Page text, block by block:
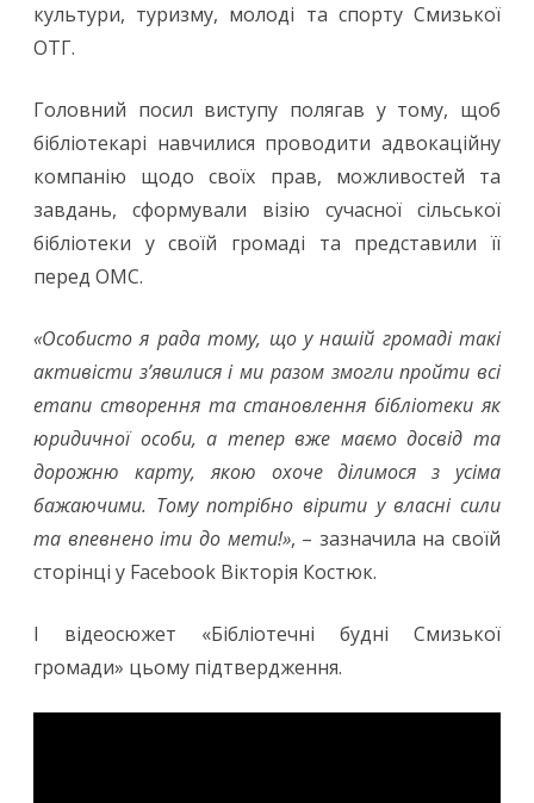
культури, туризму, молоді та спорту Смизької
ОТГ.
Головний посил виступу полягав у тому, щоб
бібліотекарі навчилися проводити адвокаційну
компанію щодо своїх прав, можливостей та
завдань, сформували візію сучасної сільської
бібліотеки у своїй громаді та представили її
перед ОМС.
«Особисто я рада тому, що у нашій громаді такі
активісти з’явилися і ми разом змогли пройти всі
етапи створення та становлення бібліотеки як
юридичної особи, а тепер вже маємо досвід та
дорожню карту, якою охоче ділимося з усіма
бажаючими. Тому потрібно вірити у власні сили
та впевнено іти до мети!», – зазначила на своїй
сторінці у Facebook Вікторія Костюк.
І відеосюжет «Бібліотечні будні Смизької
громади» цьому підтвердження.